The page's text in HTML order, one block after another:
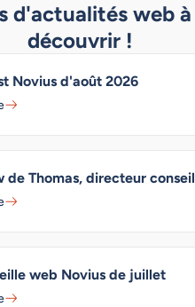
d'actualités web à
découvrir !
Novius d'août 2026
de Thomas, directeur conseil
web Novius de juillet